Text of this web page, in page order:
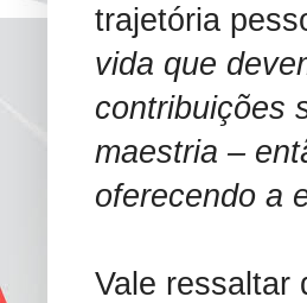
trajetória
vida que
contribuições
maestria –
oferecendo a
Vale ressaltar